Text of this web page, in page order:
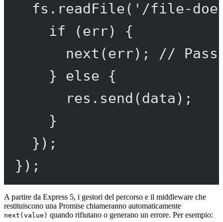
fs. readFile( '/file-
if (err) {
next (err);
//
} else {
res. send (data);
}
});
});
A partire da Express 5, i gestori del percorso e il middleware che
restituiscono una Promise chiameranno automaticamente
next(value) quando rifiutano o generano un errore. Per esempio: